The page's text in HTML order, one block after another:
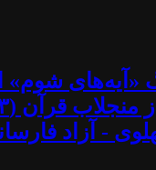
«آیه‌های
- آزاد